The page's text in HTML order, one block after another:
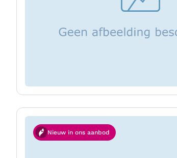
Nieuw in ons aanbod